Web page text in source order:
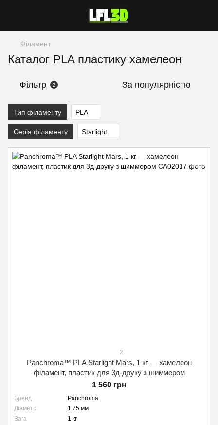
Філамент
Каталог PLA пластику хамелеон
Фільтр 2 За популярністю
Тип філаменту PLA
Серія філаменту Starlight
2
Panchroma™ PLA Starlight Mars, 1 кг — хамелеон
філамент, пластик для 3д-друку з шиммером
1 560 грн
Бренд
Panchroma
Діаметр
1,75 мм
Вага
1 кг